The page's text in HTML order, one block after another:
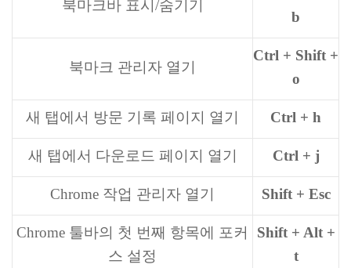
북마크바 표시/숨기기
b
북마크 관리자 열기
Ctrl + Shift +
o
새 탭에서 방문 기록 페이지 열기 Ctrl + h
새 탭에서 다운로드 페이지 열기 Ctrl + j
Chrome 작업 관리자 열기 Shift + Esc
Chrome 툴바의 첫 번째 항목에 포커
스 설정
Shift + Alt +
t